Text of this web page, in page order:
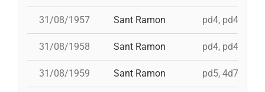
31/08/1957 Sant Ramon pd4, pd4, pd4,
31/08/1958 Sant Ramon pd4, pd4, pd5,
31/08/1959 Sant Ramon pd5, 4d7, 3d7